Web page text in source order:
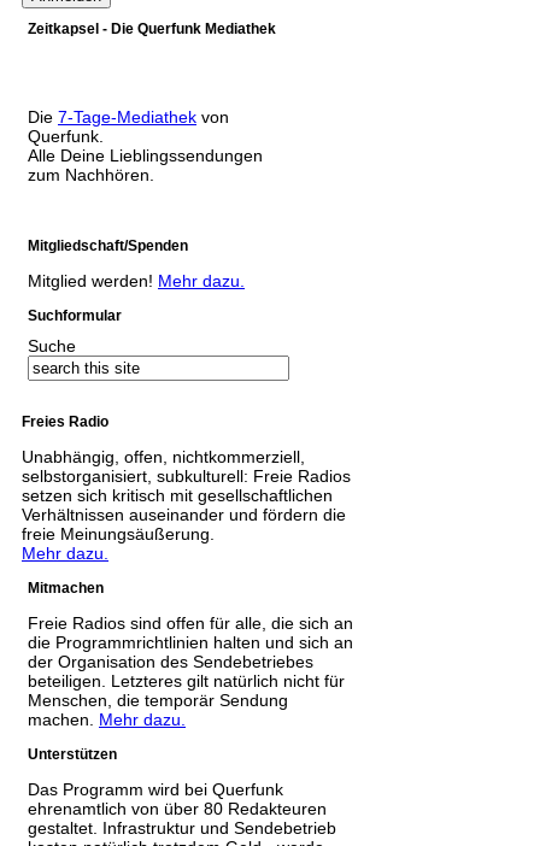
Zeitkapsel - Die Querfunk Mediathek
Die 7-Tage-Mediathek von
Querfunk.
Alle Deine Lieblingssendungen
zum Nachhören.
Mitgliedschaft/Spenden
Mitglied werden! Mehr dazu.
Suchformular
Suche
Freies Radio
Unabhängig, offen, nichtkommerziell,
selbstorganisiert, subkulturell: Freie Radios
setzen sich kritisch mit gesellschaftlichen
Verhältnissen auseinander und fördern die
freie Meinungsäußerung.
Mehr dazu.
Mitmachen
Freie Radios sind offen für alle, die sich an
die Programmrichtlinien halten und sich an
der Organisation des Sendebetriebes
beteiligen. Letzteres gilt natürlich nicht für
Menschen, die temporär Sendung
machen. Mehr dazu.
Unterstützen
Das Programm wird bei Querfunk
ehrenamtlich von über 80 Redakteuren
gestaltet. Infrastruktur und Sendebetrieb